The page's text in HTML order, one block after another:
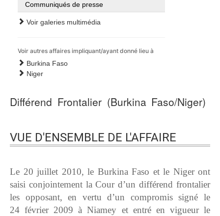
Différend Frontalier (Burkina Faso/Niger)
VUE D'ENSEMBLE DE L'AFFAIRE
Le 20 juillet 2010, le Burkina Faso et le Niger ont
saisi conjointement la Cour d’un différend frontalier
les opposant, en vertu d’un compromis signé le
24 février 2009 à Niamey et entré en vigueur le
Communiqués de presse
Voir galeries multimédia
Voir autres affaires impliquant/ayant donné lieu à
Burkina Faso
Niger